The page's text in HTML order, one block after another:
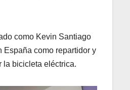
como Kevin Santiago
España como repartidor y
la bicicleta eléctrica.